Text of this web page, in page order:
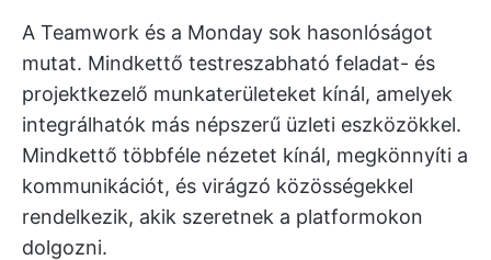
A Teamwork és a Monday sok hasonlóságot
mutat. Mindkettő testreszabható feladat- és
projektkezelő munkaterületeket kínál, amelyek
integrálhatók más népszerű üzleti eszközökkel.
Mindkettő többféle nézetet kínál, megkönnyíti a
kommunikációt, és virágzó közösségekkel
rendelkezik, akik szeretnek a platformokon
dolgozni.